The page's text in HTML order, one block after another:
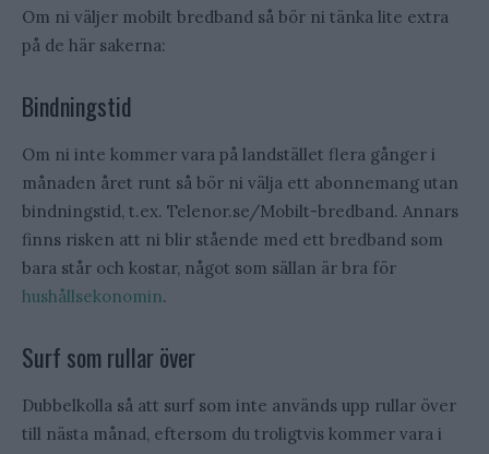
Om ni väljer mobilt bredband så bör ni tänka lite extra
på de här sakerna:
Bindningstid
Om ni inte kommer vara på landstället flera gånger i
månaden året runt så bör ni välja ett abonnemang utan
bindningstid, t.ex. Telenor.se/Mobilt-bredband. Annars
finns risken att ni blir stående med ett bredband som
bara står och kostar, något som sällan är bra för
hushållsekonomin.
Surf som rullar över
Dubbelkolla så att surf som inte används upp rullar över
till nästa månad, eftersom du troligtvis kommer vara i